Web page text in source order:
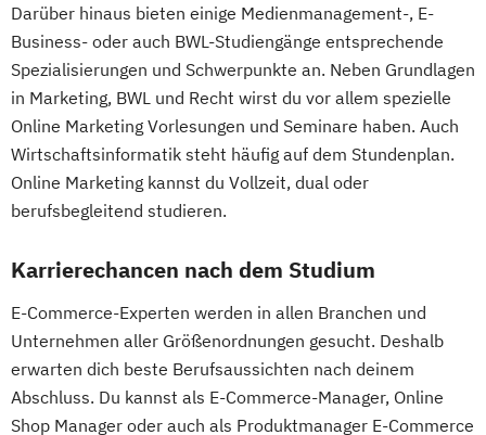
Darüber hinaus bieten einige Medienmanagement-, E-
Business- oder auch BWL-Studiengänge entsprechende
Spezialisierungen und Schwerpunkte an. Neben Grundlagen
in Marketing, BWL und Recht wirst du vor allem spezielle
Online Marketing Vorlesungen und Seminare haben. Auch
Wirtschaftsinformatik steht häufig auf dem Stundenplan.
Online Marketing kannst du Vollzeit, dual oder
berufsbegleitend studieren.
Karrierechancen nach dem Studium
E-Commerce-Experten werden in allen Branchen und
Unternehmen aller Größenordnungen gesucht. Deshalb
erwarten dich beste Berufsaussichten nach deinem
Abschluss. Du kannst als E-Commerce-Manager, Online
Shop Manager oder auch als Produktmanager E-Commerce